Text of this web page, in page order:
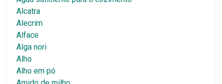
Alcatra
Alecrim
Alface
Alga nori
Alho
Alho em pó